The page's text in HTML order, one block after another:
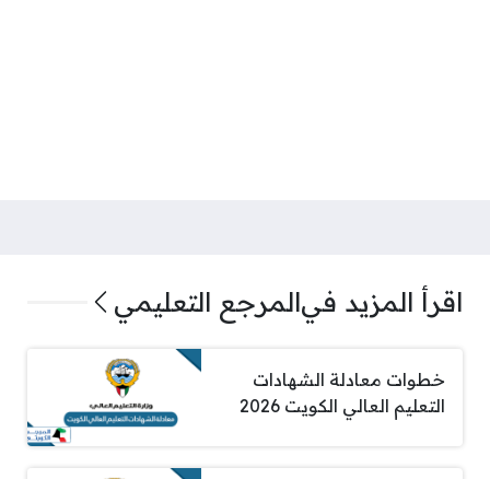
اقرأ المزيد فيالمرجع التعليمي
خطوات معادلة الشهادات
التعليم العالي الكويت 2026